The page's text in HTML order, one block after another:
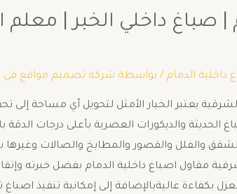
| صباغ داخلي الخبر | معلم
داخلية الدمام / بواسطة شركة تصميم مواقع في
يعتبر الخيار الأمثل لتحويل أي مساحة إلى
والديكورات العصرية بأعلى درجات الدقة
والقصور والمطابخ والصالات وغيرها
مقاول اصباغ داخلية الدمام بفضل خبرته
بكفاءة عاليةبالإضافة إلى إمكانية تنفيذ